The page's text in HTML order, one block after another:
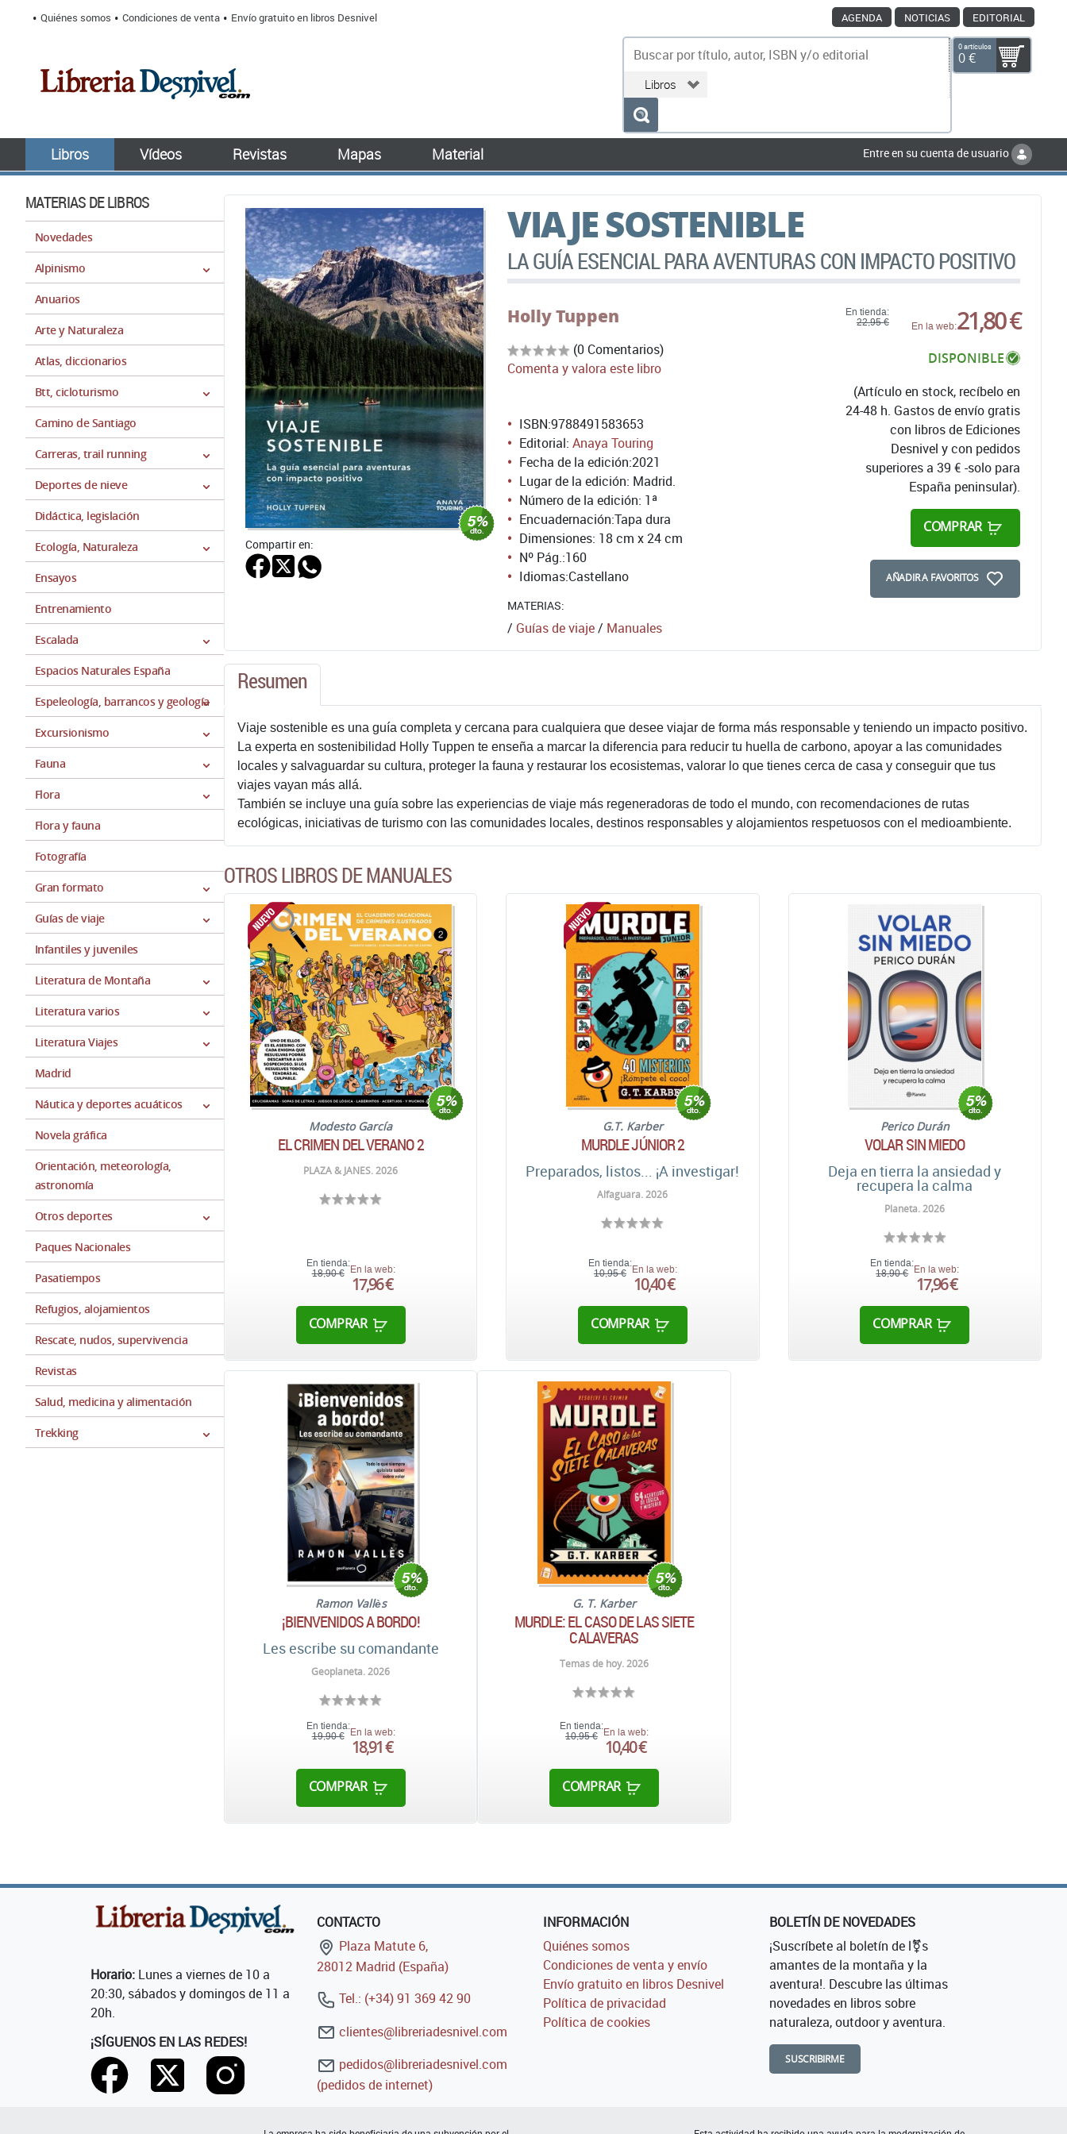
Quiénes somos Condiciones de venta Envío gratuito en libros Desnivel AGENDA NOTICIAS EDITORIAL
0 artículos
0 €
Libros Vídeos Revistas Mapas Material Entre en su cuenta de usuario
MATERIAS DE LIBROS
Novedades
Alpinismo
Anuarios
Arte y Naturaleza
Atlas, diccionarios
Btt, cicloturismo
Camino de Santiago
Carreras, trail running
Deportes de nieve
Didáctica, legislación
Ecología, Naturaleza
Ensayos
Entrenamiento
Escalada
Espacios Naturales España
Espeleología, barrancos y geología
Excursionismo
Fauna
Flora
Flora y fauna
Fotografía
Gran formato
Guías de viaje
Infantiles y juveniles
Literatura de Montaña
Literatura varios
Literatura Viajes
Madrid
Náutica y deportes acuáticos
Novela gráfica
Orientación, meteorología,
astronomía
Otros deportes
Paques Nacionales
Pasatiempos
Refugios, alojamientos
Rescate, nudos, supervivencia
Revistas
Salud, medicina y alimentación
Trekking
VIAJE SOSTENIBLE
LA GUÍA ESENCIAL PARA AVENTURAS CON IMPACTO POSITIVO
Compartir en:
Holly Tuppen
(0 Comentarios)
Comenta y valora este libro
En tienda:
22,95 €
En la web:21,80 €
DISPONIBLE
(Artículo en stock, recíbelo en
24-48 h. Gastos de envío gratis
con libros de Ediciones
Desnivel y con pedidos
superiores a 39 € -solo para
España peninsular).
COMPRAR
AÑADIR A FAVORITOS
ISBN:9788491583653
Editorial: Anaya Touring
Fecha de la edición:2021
Lugar de la edición: Madrid.
Número de la edición: 1ª
Encuadernación:Tapa dura
Dimensiones: 18 cm x 24 cm
Nº Pág.:160
Idiomas:Castellano
MATERIAS:
/ Guías de viaje/ Manuales
Resumen
Viaje sostenible es una guía completa y cercana para cualquiera que desee viajar de forma más responsable y teniendo un impacto positivo.
La experta en sostenibilidad Holly Tuppen te enseña a marcar la diferencia para reducir tu huella de carbono, apoyar a las comunidades
locales y salvaguardar su cultura, proteger la fauna y restaurar los ecosistemas, valorar lo que tienes cerca de casa y conseguir que tus
viajes vayan más allá.
También se incluye una guía sobre las experiencias de viaje más regeneradoras de todo el mundo, con recomendaciones de rutas
ecológicas, iniciativas de turismo con las comunidades locales, destinos responsables y alojamientos respetuosos con el medioambiente.
OTROS LIBROS DE MANUALES
Modesto García
EL CRIMEN DEL VERANO 2
PLAZA & JANES. 2026
En tienda:
18,90 € En la web:
17,96 €
COMPRAR
G.T. Karber
MURDLE JÚNIOR 2
Preparados, listos... ¡A investigar!
Alfaguara. 2026
En tienda:
10,95 € En la web:
10,40 €
COMPRAR
Perico Durán
VOLAR SIN MIEDO
Deja en tierra la ansiedad y
recupera la calma
Planeta. 2026
En tienda:
18,90 €
En la web:
17,96 €
COMPRAR
Ramon Vallès
¡BIENVENIDOS A BORDO!
Les escribe su comandante
Geoplaneta. 2026
En tienda:
19,90 € En la web:
18,91 €
COMPRAR
G. T. Karber
MURDLE: EL CASO DE LAS SIETE
CALAVERAS
Temas de hoy. 2026
En tienda:
10,95 € En la web:
10,40 €
COMPRAR
Horario: Lunes a viernes de 10 a
20:30, sábados y domingos de 11 a
20h.
¡SÍGUENOS EN LAS REDES!
CONTACTO
Plaza Matute 6,
28012 Madrid (España)
Tel.: (+34) 91 369 42 90
clientes@libreriadesnivel.com
pedidos@libreriadesnivel.com
(pedidos de internet)
INFORMACIÓN
Quiénes somos
Condiciones de venta y envío
Envío gratuito en libros Desnivel
Política de privacidad
Política de cookies
BOLETÍN DE NOVEDADES
¡Suscríbete al boletín de l⚧s
amantes de la montaña y la
aventura!. Descubre las últimas
novedades en libros sobre
naturaleza, outdoor y aventura.
SUSCRIBIRME